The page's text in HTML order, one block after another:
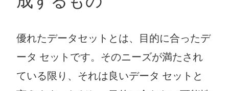
開
く
)
ン
ク
が
優れたデータセットとは、目的に合ったデ
ータ セットです。そのニーズが満たされ
ている限り、それは良いデータ セットと